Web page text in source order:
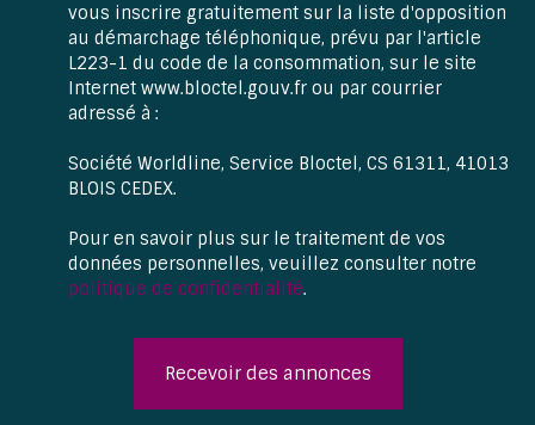
vous inscrire gratuitement sur la liste d'opposition
au démarchage téléphonique, prévu par l'article
L223-1 du code de la consommation, sur le site
Internet www.bloctel.gouv.fr ou par courrier
adressé à :
Société Worldline, Service Bloctel, CS 61311, 41013
BLOIS CEDEX.
Pour en savoir plus sur le traitement de vos
données personnelles, veuillez consulter notre
politique de confidentialité.
Recevoir des annonces